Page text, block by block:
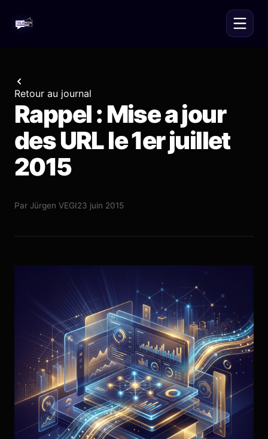
Retour au journal
Rappel : Mise a jour
des URL le 1er juillet
2015
Par Jürgen VEGI23 juin 2015